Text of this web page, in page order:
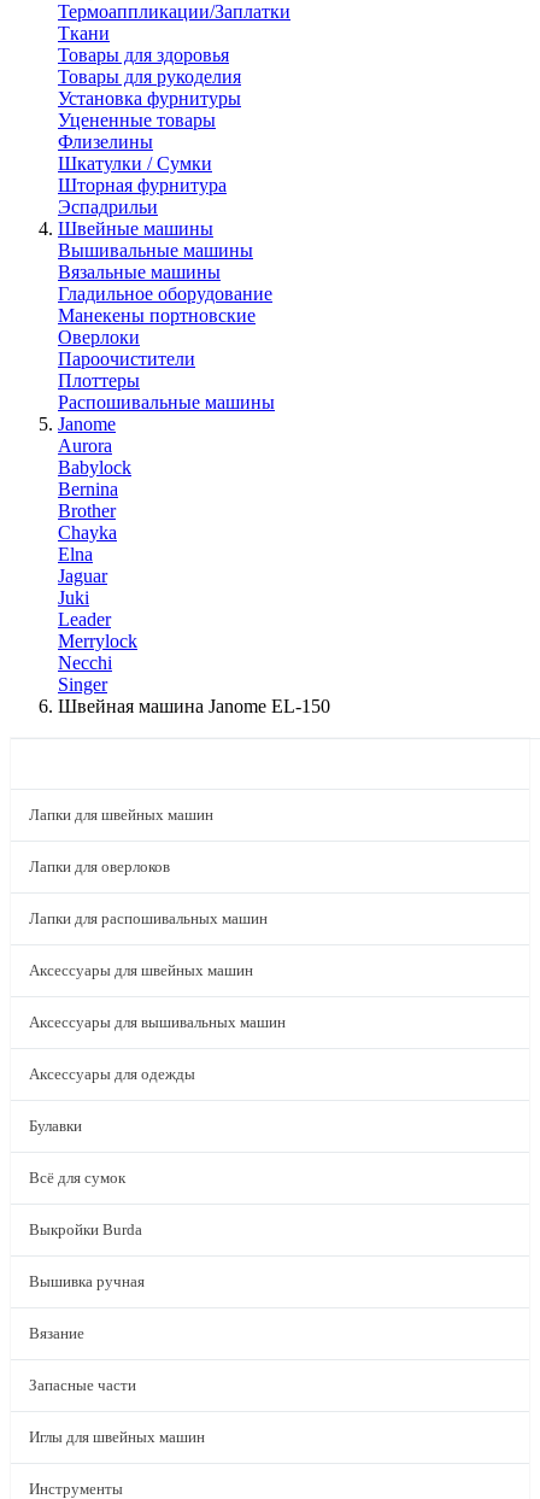
Термоаппликации/Заплатки
Ткани
Товары для здоровья
Товары для рукоделия
Установка фурнитуры
Уцененные товары
Флизелины
Шкатулки / Сумки
Шторная фурнитура
Эспадрильи
Швейные машины
Вышивальные машины
Вязальные машины
Гладильное оборудование
Манекены портновские
Оверлоки
Пароочистители
Плоттеры
Распошивальные машины
Janome
Aurora
Babylock
Bernina
Brother
Chayka
Elna
Jaguar
Juki
Leader
Merrylock
Necchi
Singer
Швейная машина Janome EL-150
Лапки для швейных машин
Лапки для оверлоков
Лапки для распошивальных машин
Аксессуары для швейных машин
Аксессуары для вышивальных машин
Аксессуары для одежды
Булавки
Всё для сумок
Выкройки Burda
Вышивка ручная
Вязание
Запасные части
Иглы для швейных машин
Инструменты